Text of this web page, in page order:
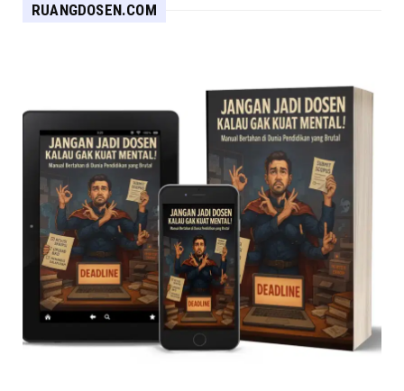
RUANGDOSEN.COM